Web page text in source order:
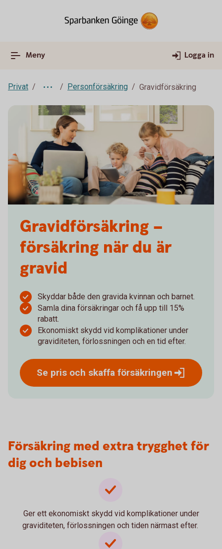
Meny Logga in
Privat Personförsäkring Gravidförsäkring
Gravid­försäkring –
försäkring när du är
gravid
Skyddar både den gravida kvinnan och barnet.
Samla dina försäkringar och få upp till 15%
rabatt.
Ekonomiskt skydd vid komplikationer under
graviditeten, förlossningen och en tid efter.
Se pris och skaffa försäkringen
Försäkring med extra trygghet för
dig och bebisen
Ger ett ekonomiskt skydd vid komplikationer under
graviditeten, förlossningen och tiden närmast efter.